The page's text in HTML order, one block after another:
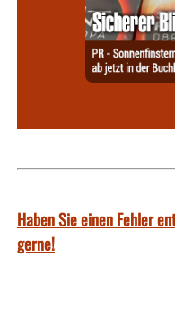
Haben Sie einen Fehler
gerne!